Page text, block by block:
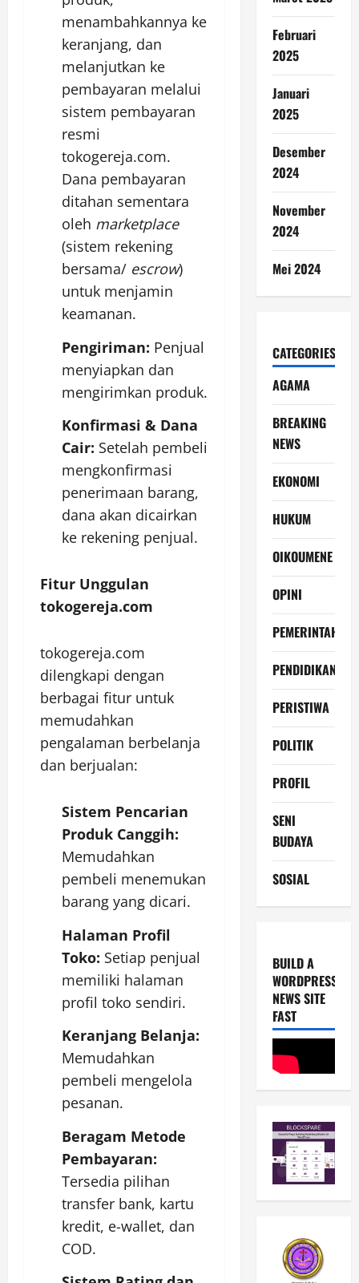
menambahkannya ke
keranjang, dan
melanjutkan ke
pembayaran melalui
sistem pembayaran
resmi
tokogereja.com.
Dana pembayaran
ditahan sementara
oleh marketplace
(sistem rekening
bersama/ escrow)
untuk menjamin
keamanan.
Pengiriman: Penjual
menyiapkan dan
mengirimkan produk.
Konfirmasi & Dana
Cair: Setelah pembeli
mengkonfirmasi
penerimaan barang,
dana akan dicairkan
ke rekening penjual.
Fitur Unggulan
tokogereja.com
tokogereja.com
dilengkapi dengan
berbagai fitur untuk
memudahkan
pengalaman berbelanja
dan berjualan:
Sistem Pencarian
Produk Canggih:
Memudahkan
pembeli menemukan
barang yang dicari.
Halaman Profil
Toko: Setiap penjual
memiliki halaman
profil toko sendiri.
Keranjang Belanja:
Memudahkan
pembeli mengelola
pesanan.
Beragam Metode
Pembayaran:
Tersedia pilihan
transfer bank, kartu
kredit, e-wallet, dan
COD.
Februari
2025
Januari
2025
Desember
2024
November
2024
Mei 2024
CATEGORIES
AGAMA
BREAKING
NEWS
EKONOMI
HUKUM
OIKOUMENE
OPINI
PEMERINTAH
PENDIDIKAN
PERISTIWA
POLITIK
PROFIL
SENI
BUDAYA
SOSIAL
BUILD A
WORDPRESS
NEWS SITE
FAST